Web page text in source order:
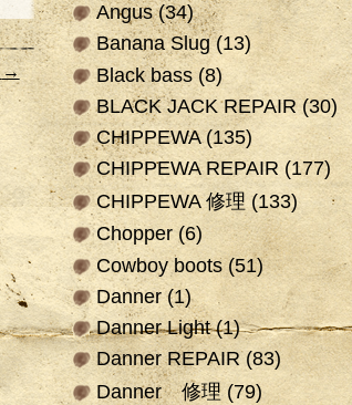
→
Angus(34)
Banana Slug(13)
Black bass(8)
BLACK JACK REPAIR(30)
CHIPPEWA(135)
CHIPPEWA REPAIR (177)
CHIPPEWA 修理(133)
Chopper(6)
Cowboy boots(51)
Danner(1)
Danner Light(1)
Danner REPAIR(83)
Danner 修理(79)